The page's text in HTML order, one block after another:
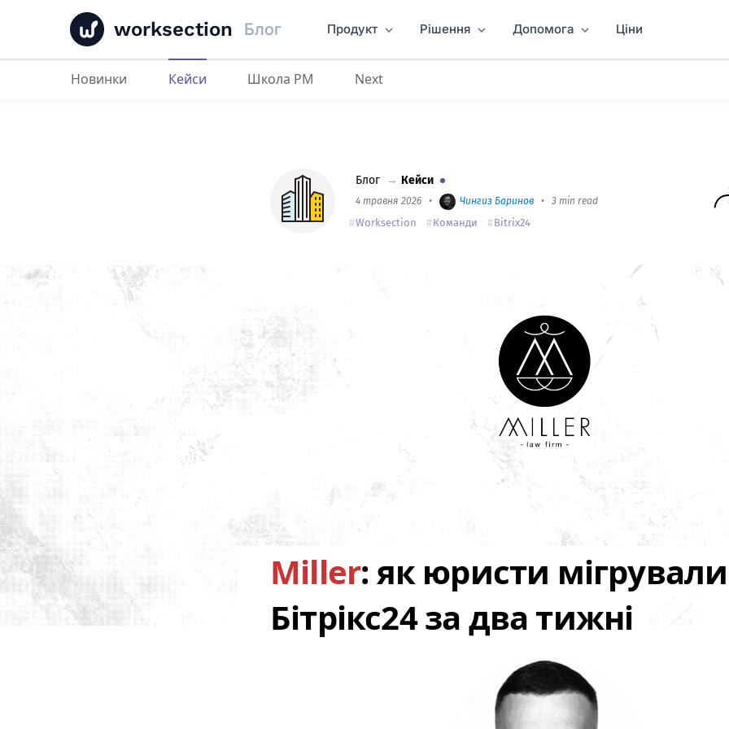
worksection Блог Продукт Рішення Допомога Ціни
Miller : як юристи мігрували з Бітрікс24 за два тижні
Новинки Кейси Школа PM Next
Блог → Кейси
4 травня 2026 • Чингиз Баринов • 3 min read
Worksection Команди Bitrix24
Miller: як юристи
Бітрікс24 за два тижні